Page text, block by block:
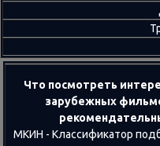
Что посмотреть
зарубежных
МКИН - Классификатор